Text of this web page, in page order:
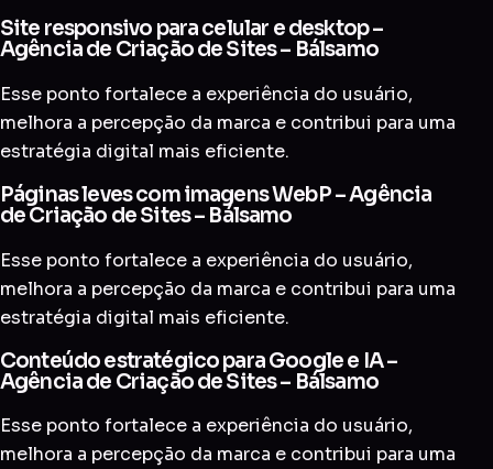
Site responsivo para celular e desktop –
Agência de Criação de Sites – Bálsamo
Esse ponto fortalece a experiência do usuário,
melhora a percepção da marca e contribui para uma
estratégia digital mais eficiente.
Páginas leves com imagens WebP – Agência
de Criação de Sites – Bálsamo
Esse ponto fortalece a experiência do usuário,
melhora a percepção da marca e contribui para uma
estratégia digital mais eficiente.
Conteúdo estratégico para Google e IA –
Agência de Criação de Sites – Bálsamo
Esse ponto fortalece a experiência do usuário,
melhora a percepção da marca e contribui para uma